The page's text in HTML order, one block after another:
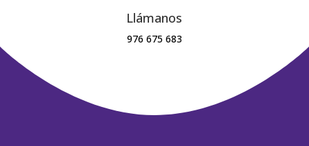
Llámanos
976 675 683